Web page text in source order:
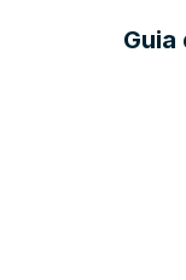
Guia